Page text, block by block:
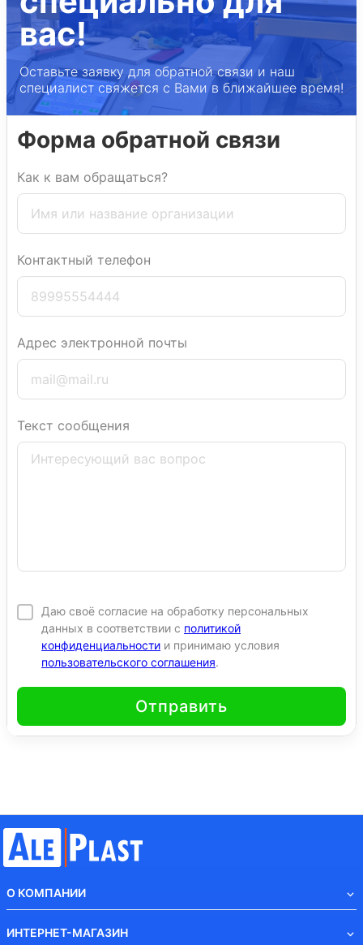
вас!
Оставьте заявку для обратной связи и наш
специалист свяжется с Вами в ближайшее время!
Форма обратной связи
Как к вам обращаться?
Контактный телефон
Адрес электронной почты
Текст сообщения
Даю своё согласие на обработку персональных
данных в соответствии с политикой
конфиденциальности и принимаю условия
пользовательского соглашения.
Отправить
О КОМПАНИИ
ИНТЕРНЕТ-МАГАЗИН